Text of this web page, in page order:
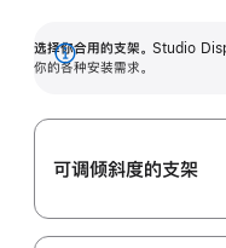
选择你合用的支架。 Studio
你的各种安装需求。
展
可调倾斜度的支架